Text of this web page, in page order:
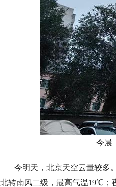
今晨
今明天，北京天空云量较多
北转南风二级，最高气温19℃；